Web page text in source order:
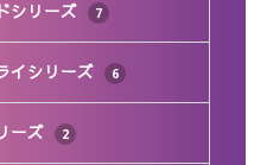
シリーズ 7
イシリーズ 6
ーズ 2